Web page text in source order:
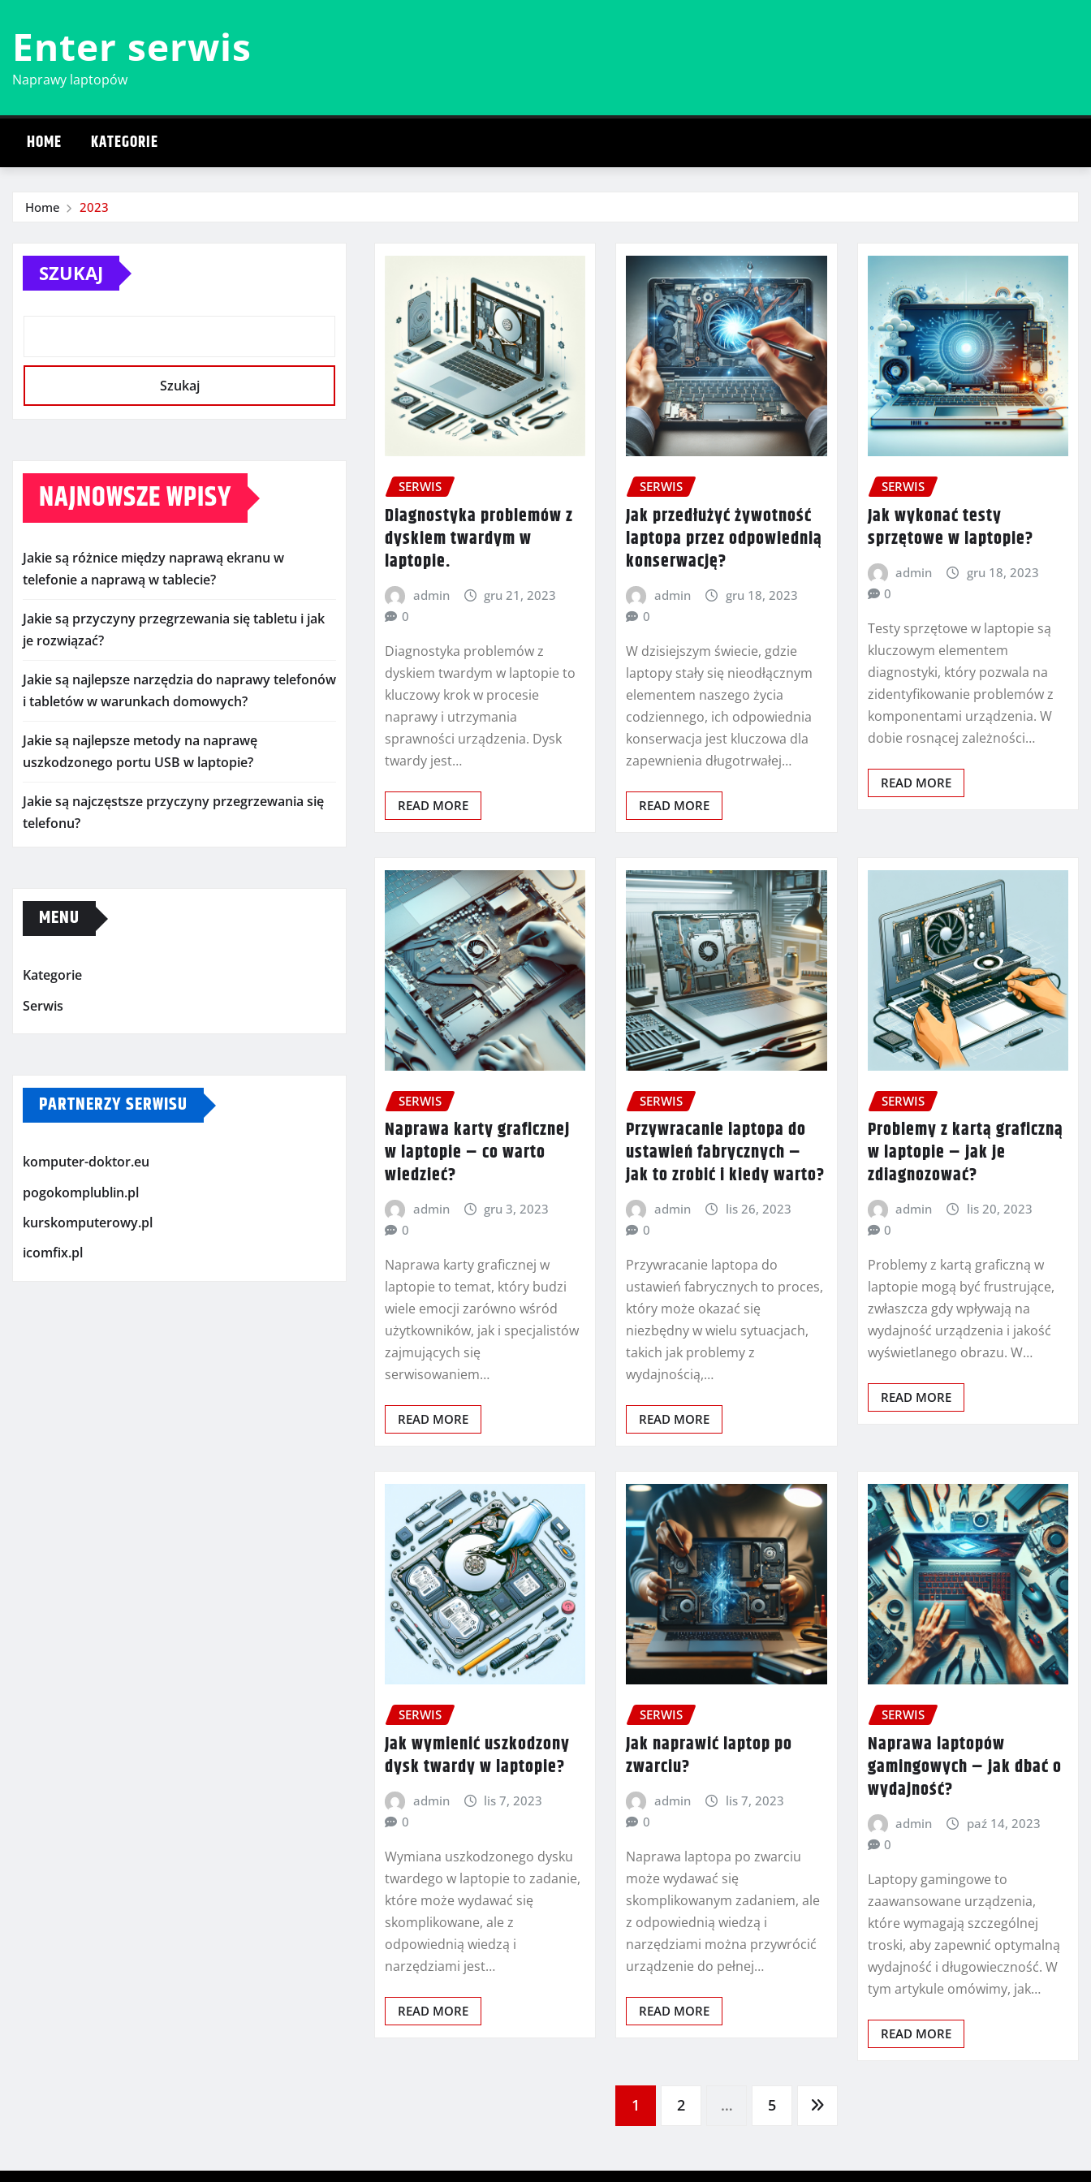
content
Enter serwis
Naprawy laptopów
HOME KATEGORIE
Home 2023
SZUKAJ
Szukaj
NAJNOWSZE WPISY
Jakie są różnice między naprawą ekranu w
telefonie a naprawą w tablecie?
Jakie są przyczyny przegrzewania się tabletu i jak
je rozwiązać?
Jakie są najlepsze narzędzia do naprawy telefonów
i tabletów w warunkach domowych?
Jakie są najlepsze metody na naprawę
uszkodzonego portu USB w laptopie?
Jakie są najczęstsze przyczyny przegrzewania się
telefonu?
MENU
Kategorie
Serwis
PARTNERZY SERWISU
komputer-doktor.eu
pogokomplublin.pl
kurskomputerowy.pl
icomfix.pl
SERWIS
Diagnostyka problemów z
dyskiem twardym w
laptopie.
admin
gru 21, 2023
0
Diagnostyka problemów z
dyskiem twardym w laptopie to
kluczowy krok w procesie
naprawy i utrzymania
sprawności urządzenia. Dysk
twardy jest…
READ MORE
SERWIS
Jak przedłużyć żywotność
laptopa przez odpowiednią
konserwację?
admin
gru 18, 2023
0
W dzisiejszym świecie, gdzie
laptopy stały się nieodłącznym
elementem naszego życia
codziennego, ich odpowiednia
konserwacja jest kluczowa dla
zapewnienia długotrwałej…
READ MORE
SERWIS
Jak wykonać testy
sprzętowe w laptopie?
admin
gru 18, 2023
0
Testy sprzętowe w laptopie są
kluczowym elementem
diagnostyki, który pozwala na
zidentyfikowanie problemów z
komponentami urządzenia. W
dobie rosnącej zależności…
READ MORE
SERWIS
Naprawa karty graficznej
w laptopie – co warto
wiedzieć?
admin
gru 3, 2023
0
Naprawa karty graficznej w
laptopie to temat, który budzi
wiele emocji zarówno wśród
użytkowników, jak i specjalistów
zajmujących się
serwisowaniem…
READ MORE
SERWIS
Przywracanie laptopa do
ustawień fabrycznych –
jak to zrobić i kiedy warto?
admin
lis 26, 2023
0
Przywracanie laptopa do
ustawień fabrycznych to proces,
który może okazać się
niezbędny w wielu sytuacjach,
takich jak problemy z
wydajnością,…
READ MORE
SERWIS
Problemy z kartą graficzną
w laptopie – jak je
zdiagnozować?
admin
lis 20, 2023
0
Problemy z kartą graficzną w
laptopie mogą być frustrujące,
zwłaszcza gdy wpływają na
wydajność urządzenia i jakość
wyświetlanego obrazu. W…
READ MORE
SERWIS
Jak wymienić uszkodzony
dysk twardy w laptopie?
admin
lis 7, 2023
0
Wymiana uszkodzonego dysku
twardego w laptopie to zadanie,
które może wydawać się
skomplikowane, ale z
odpowiednią wiedzą i
narzędziami jest…
READ MORE
SERWIS
Jak naprawić laptop po
zwarciu?
admin
lis 7, 2023
0
Naprawa laptopa po zwarciu
może wydawać się
skomplikowanym zadaniem, ale
z odpowiednią wiedzą i
narzędziami można przywrócić
urządzenie do pełnej…
READ MORE
SERWIS
Naprawa laptopów
gamingowych – jak dbać o
wydajność?
admin
paź 14, 2023
0
Laptopy gamingowe to
zaawansowane urządzenia,
które wymagają szczególnej
troski, aby zapewnić optymalną
wydajność i długowieczność. W
tym artykule omówimy, jak…
READ MORE
wpisów
1 2 … 5